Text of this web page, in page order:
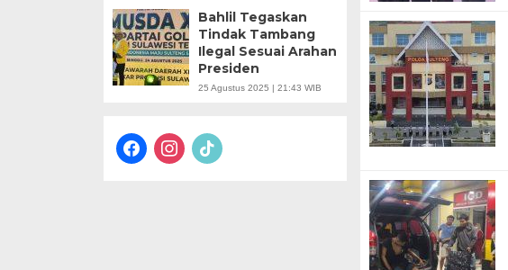
Bahlil Tegaskan
Tindak Tambang
Ilegal Sesuai Arahan
Presiden
25 Agustus 2025 | 21:43 WIB
facebookinstagram
tiktok